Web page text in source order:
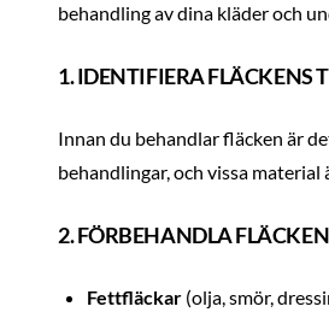
behandling av dina kläder och
1. IDENTIFIERA FLÄCKENS
Innan du behandlar fläcken är
behandlingar, och vissa material
2. FÖRBEHANDLA
Fettfläckar (olja, smör,